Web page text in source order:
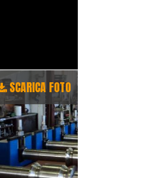
SCARICA FOTO